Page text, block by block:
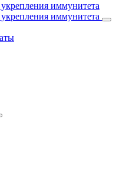
иммунитета
иммунитета